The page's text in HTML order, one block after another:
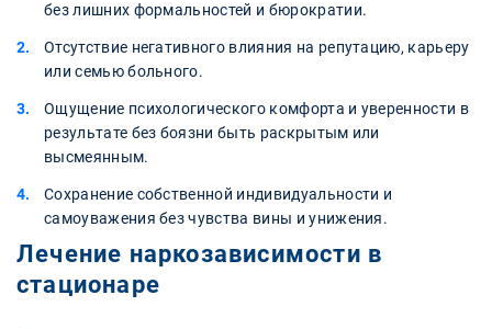
без лишних формальностей и бюрократии.
Отсутствие негативного влияния на репутацию, карьеру
или семью больного.
Ощущение психологического комфорта и уверенности в
результате без боязни быть раскрытым или
высмеянным.
Сохранение собственной индивидуальности и
самоуважения без чувства вины и унижения.
Лечение наркозависимости в
стационаре